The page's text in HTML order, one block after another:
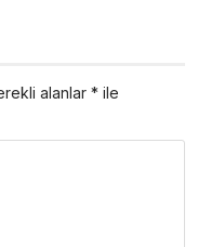
alanlar * ile